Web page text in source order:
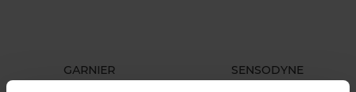
GARNIER SENSODYNE